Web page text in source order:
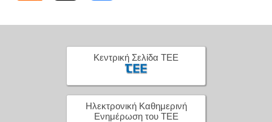
Κεντρική Σελίδα ΤΕΕ
Ηλεκτρονική Καθημερινή
Ενημέρωση του ΤΕΕ